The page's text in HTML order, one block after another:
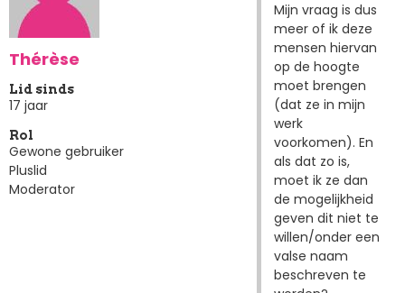
Thérèse
Lid sinds
17 jaar
Rol
Gewone gebruiker
Pluslid
Moderator
Mijn vraag is dus
meer of ik deze
mensen hiervan
op de hoogte
moet brengen
(dat ze in mijn
werk
voorkomen). En
als dat zo is,
moet ik ze dan
de mogelijkheid
geven dit niet te
willen/onder een
valse naam
beschreven te